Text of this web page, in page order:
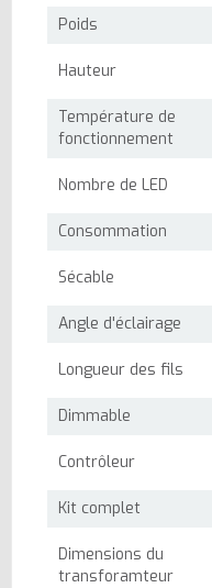
Poids
Hauteur
Température de
fonctionnement
Nombre de LED
Consommation
Sécable
Angle d'éclairage
Longueur des fils
Dimmable
Contrôleur
Kit complet
Dimensions du
transforamteur